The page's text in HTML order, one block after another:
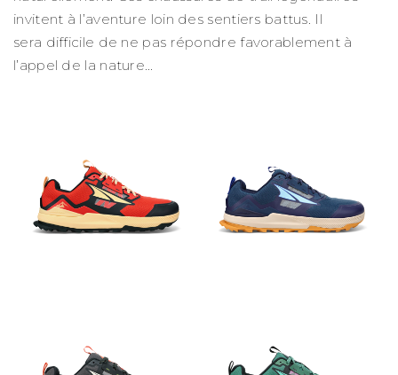
invitent à l’aventure loin des sentiers battus. Il
sera difficile de ne pas répondre favorablement à
l’appel de la nature…